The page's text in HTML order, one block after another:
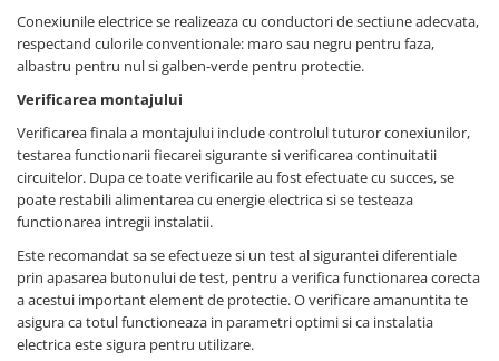
Conexiunile electrice se realizeaza cu conductori de sectiune adecvata,
respectand culorile conventionale: maro sau negru pentru faza,
albastru pentru nul si galben-verde pentru protectie.
Verificarea montajului
Verificarea finala a montajului include controlul tuturor conexiunilor,
testarea functionarii fiecarei sigurante si verificarea continuitatii
circuitelor. Dupa ce toate verificarile au fost efectuate cu succes, se
poate restabili alimentarea cu energie electrica si se testeaza
functionarea intregii instalatii.
Este recomandat sa se efectueze si un test al sigurantei diferentiale
prin apasarea butonului de test, pentru a verifica functionarea corecta
a acestui important element de protectie. O verificare amanuntita te
asigura ca totul functioneaza in parametri optimi si ca instalatia
electrica este sigura pentru utilizare.